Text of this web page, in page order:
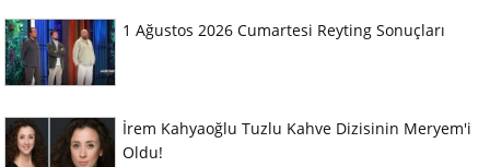
1 Ağustos 2026 Cumartesi Reyting Sonuçları
İrem Kahyaoğlu Tuzlu Kahve Dizisinin Meryem'i
Oldu!